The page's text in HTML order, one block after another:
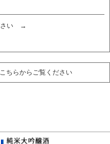
ださい →
ちらからご覧ください